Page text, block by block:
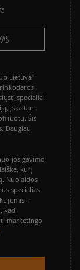
Lietuva“
specialiai
įskaitant
Šis
Daugiau
jos gavimo
kurį
Nuolaidos
specialias
ir
kad
marketingo